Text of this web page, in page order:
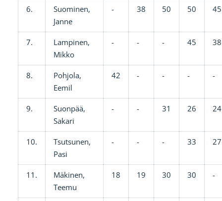
6.
Suominen,
Janne
- 38 50 50 45
7.
Lampinen,
Mikko
- - - 45 38
8.
Pohjola,
Eemil
42 - - - -
9.
Suonpää,
Sakari
- - 31 26 24
10.
Tsutsunen,
Pasi
- - - 33 27
11.
Mäkinen,
Teemu
18 19 30 30 -